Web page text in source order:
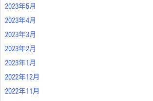
2023年5月
2023年4月
2023年3月
2023年2月
2023年1月
2022年12月
2022年11月